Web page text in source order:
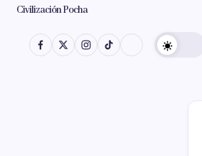
Civilización Pocha